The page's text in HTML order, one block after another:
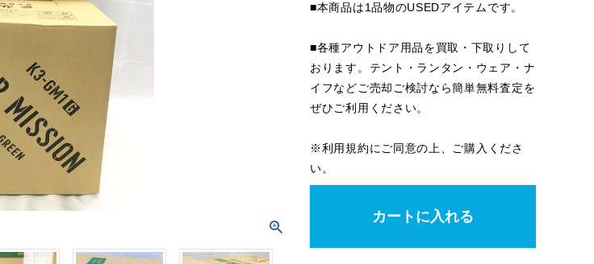
■本商品は1品物のUSEDアイテムです。
■各種アウトドア用品を買取・下取りして
おります。テント・ランタン・ウェア・ナ
イフなどご売却ご検討なら簡単無料査定を
ぜひご利用ください。
※利用規約にご同意の上、ご購入くださ
い。
カートに入れる